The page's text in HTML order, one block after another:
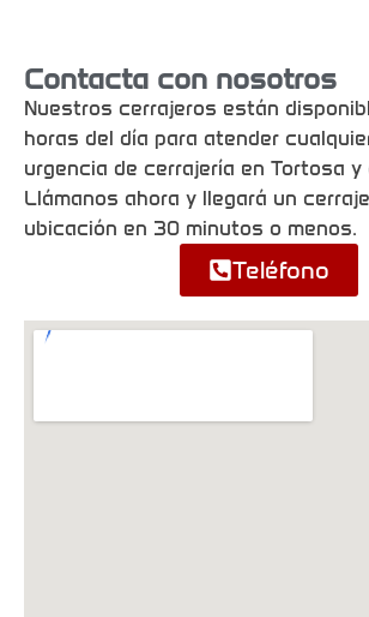
Contacta con nosotros
Nuestros cerrajeros están
horas del día para atender
urgencia de cerrajería en Tortosa y
Llámanos ahora y llegará un
ubicación en 30 minutos o menos.
Teléfono